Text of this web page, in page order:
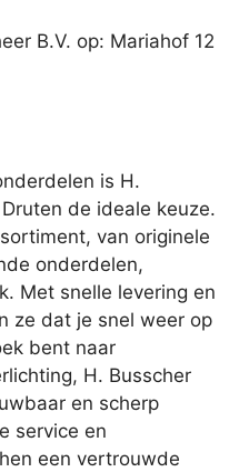
B.V. op: Mariahof 12
is H.
de ideale keuze.
van originele
onderdelen,
Met snelle levering en
ze dat je snel weer op
bent naar
H. Busscher
en scherp
service en
een vertrouwde